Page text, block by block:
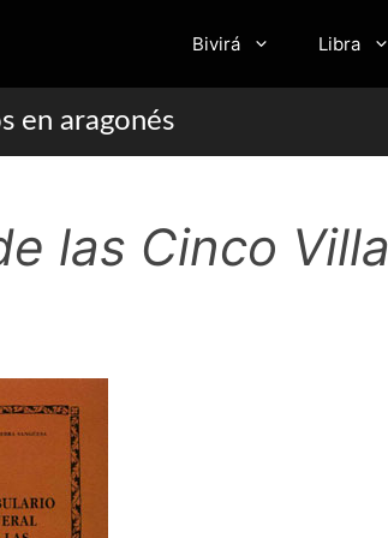
Bivirá Libra
en aragonés
las Cinco